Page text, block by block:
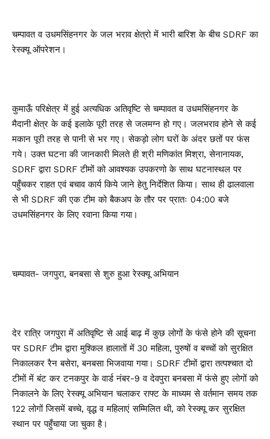
चम्पावत व उधमसिंहनगर के जल भराव क्षेत्रो में भारी बारिश के बीच SDRF का
रेस्क्यू ऑपरेशन।
कुमाऊँ परिक्षेत्र में हुई अत्यधिक अतिवृष्टि से चम्पावत व उधमसिंहनगर के
मैदानी क्षेत्र के कई इलाके पूरी तरह से जलमग्न हो गए। जलभराव होने से कई
मकान पूरी तरह से पानी से भर गए। सेकड़ो लोग घरों के अंदर छतों पर फंस
गये। उक्त घटना की जानकारी मिलते ही श्री मणिकांत मिश्रा, सेनानायक,
SDRF द्वारा SDRF टीमों को आवश्यक उपकरणो के साथ घटनास्थल पर
पहुँचकर राहत एवं बचाव कार्य किये जाने हेतु निर्देशित किया। साथ ही ढालवाला
से भी SDRF की एक टीम को बैकअप के तौर पर प्रातः 04:00 बजे
उधमसिंहनगर के लिए रवाना किया गया।
चम्पावत- जगपुरा, बनबसा से शुरु हुआ रेस्क्यू अभियान
देर रात्रि जगपुरा में अतिवृष्टि से आई बाढ़ में कुछ लोगों के फंसे होने की सूचना
पर SDRF टीम द्वारा मुश्किल हालातों में 30 महिला, पुरुषों व बच्चों को सुरक्षित
निकालकर रैन बसेरा, बनबसा भिजवाया गया। SDRF टीमों द्वारा तत्पश्चात दो
टीमों में बंट कर टनकपुर के वार्ड नंबर-9 व देवपुरा बनबसा में फंसे हुए लोगों को
निकालने के लिए रेस्क्यू अभियान चलाकर राफ्ट के माध्यम से वर्तमान समय तक
122 लोगों जिसमें बच्चे, वृद्ध व महिलाएं सम्मिलित थी, को रेस्क्यू कर सुरक्षित
स्थान पर पहुँचाया जा चुका है।